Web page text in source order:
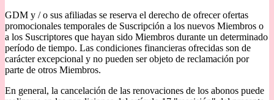
GDM y / o sus afiliadas se reserva el derecho de ofrecer ofertas
promocionales temporales de Suscripción a los nuevos Miembros o
a los Suscriptores que hayan sido Miembros durante un determinado
período de tiempo. Las condiciones financieras ofrecidas son de
carácter excepcional y no pueden ser objeto de reclamación por
parte de otros Miembros.
En general, la cancelación de las renovaciones de los abonos puede